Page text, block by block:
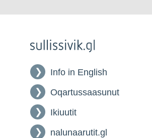
Info in English
Oqartussaasunut
Ikiuutit
nalunaarutit.gl